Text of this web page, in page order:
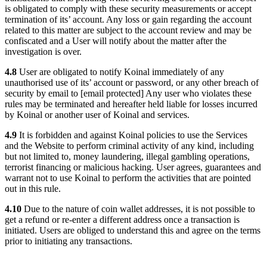
is obligated to comply with these security measurements or accept
termination of its’ account. Any loss or gain regarding the account
related to this matter are subject to the account review and may be
confiscated and a User will notify about the matter after the
investigation is over.
4.8 User are obligated to notify Koinal immediately of any
unauthorised use of its’ account or password, or any other breach of
security by email to [email protected] Any user who violates these
rules may be terminated and hereafter held liable for losses incurred
by Koinal or another user of Koinal and services.
4.9 It is forbidden and against Koinal policies to use the Services
and the Website to perform criminal activity of any kind, including
but not limited to, money laundering, illegal gambling operations,
terrorist financing or malicious hacking. User agrees, guarantees and
warrant not to use Koinal to perform the activities that are pointed
out in this rule.
4.10 Due to the nature of coin wallet addresses, it is not possible to
get a refund or re-enter a different address once a transaction is
initiated. Users are obliged to understand this and agree on the terms
prior to initiating any transactions.